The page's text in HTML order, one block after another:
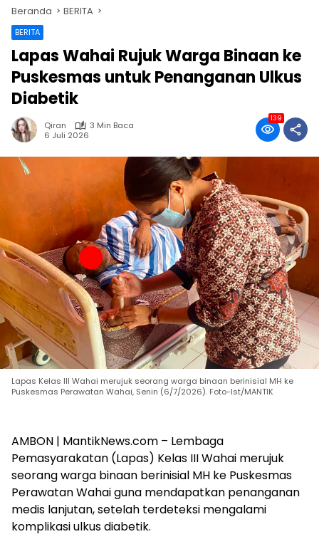
Beranda BERITA
BERITA
Lapas Wahai Rujuk Warga Binaan ke
Puskesmas untuk Penanganan Ulkus
Diabetik
Qiran
3 Min Baca
6 Juli 2026
139
Lapas Kelas III Wahai merujuk seorang warga binaan berinisial MH ke
Puskesmas Perawatan Wahai, Senin (6/7/2026). Foto-Ist/MANTIK
AMBON | MantikNews.com – Lembaga
Pemasyarakatan (Lapas) Kelas III Wahai merujuk
seorang warga binaan berinisial MH ke Puskesmas
Perawatan Wahai guna mendapatkan penanganan
medis lanjutan, setelah terdeteksi mengalami
komplikasi ulkus diabetik.